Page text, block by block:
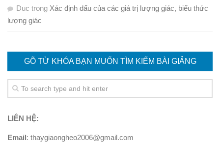
Duc trong Xác định dấu của các giá trị lượng giác, biểu thức
lượng giác
GÕ TỪ KHÓA BẠN MUỐN TÌM KIẾM BÀI GIẢNG
LIÊN HỆ:
Email: thaygiaongheo2006@gmail.com